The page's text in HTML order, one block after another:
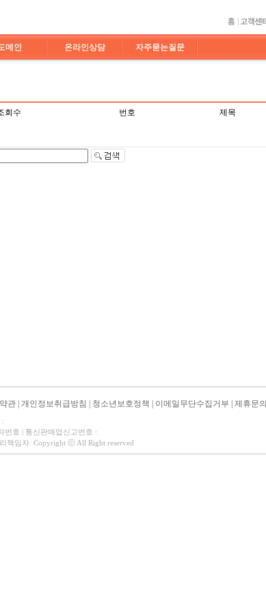
메인 온라인상담 자주묻는질문
회수 번호 제목
관 개인정보취급방침 청소년보호정책 이메일무단수집거부 제휴문의
:
번호 | 통신판매업신고번호 :
책임자: Copyright ⓒ All Right reserved